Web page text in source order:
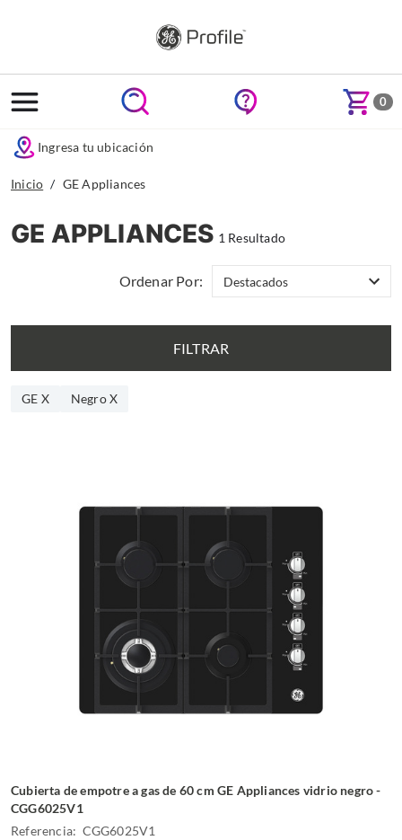
0
Ingresa tu ubicación
Inicio GE Appliances
GE APPLIANCES 1 Resultado
Ordenar Por:
FILTRAR
GE X Negro X
Cubierta de empotre a gas de 60 cm GE Appliances vidrio negro -
CGG6025V1
Referencia: CGG6025V1